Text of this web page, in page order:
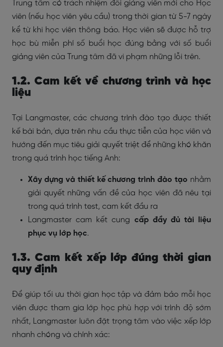
Trung tâm có trách nhiệm đổi giảng viên mới cho Học
viên (nếu học viên yêu cầu) trong thời gian từ 5-7 ngày
kể từ khi học viên thông báo. Học viên sẽ được hỗ trợ
học bù miễn phí số buổi học đúng bằng với số buổi
giảng viên của Trung tâm đã vi phạm những lỗi trên.
1.2. Cam kết về chương trình và học
liệu
Tại Langmaster, các chương trình đào tạo được thiết
kế bài bản, dựa trên nhu cầu thực tiễn của học viên và
hướng đến mục tiêu giải quyết triệt để những khó khăn
trong quá trình học tiếng Anh:
Xây dựng và thiết kế chương trình đào tạo nhằm
giải quyết những vấn đề của học viên đã nêu tại
trong quá trình test, cam kết đầu ra
Langmaster cam kết cung cấp đầy đủ tài liệu
phục vụ lớp học.
1.3. Cam kết xếp lớp đúng thời gian
quy định
Để giúp tối ưu thời gian học tập và đảm bảo mỗi học
viên được tham gia lớp học phù hợp với trình độ sớm
nhất, Langmaster luôn đặt trọng tâm vào việc xếp lớp
nhanh chóng và chính xác: